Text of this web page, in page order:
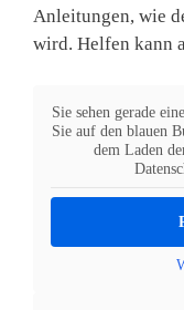
Anleitungen, wie
wird. Helfen kann
Sie sehen gerade
Sie auf den blauen
dem Laden